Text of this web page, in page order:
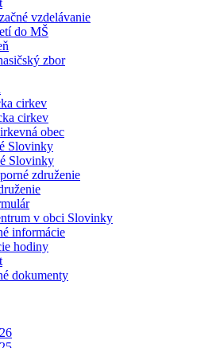
vzdelávanie
do MŠ
zbor
cirkev
cirkev
obec
Slovinky
Slovinky
združenie
v obci Slovinky
informácie
hodiny
dokumenty